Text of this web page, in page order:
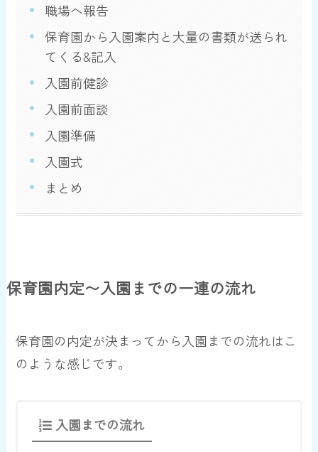
職場へ報告
保育園から入園案内と大量の書類が送られ
てくる&記入
入園前健診
入園前面談
入園準備
入園式
まとめ
保育園内定〜入園までの一連の流れ
保育園の内定が決まってから入園までの流れはこ
のような感じです。
入園までの流れ